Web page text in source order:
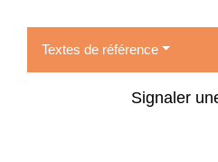
Textes de référence
Signaler